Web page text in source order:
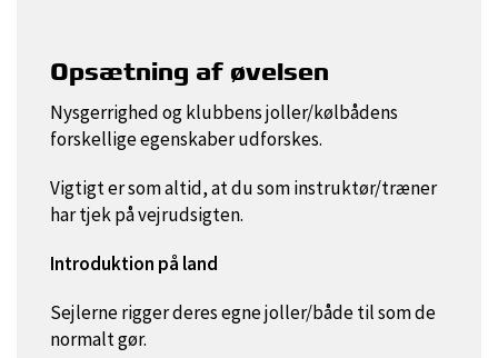
Opsætning af øvelsen
Nysgerrighed og klubbens joller/kølbådens
forskellige egenskaber udforskes.
Vigtigt er som altid, at du som instruktør/træner
har tjek på vejrudsigten.
Introduktion på land
Sejlerne rigger deres egne joller/både til som de
normalt gør.